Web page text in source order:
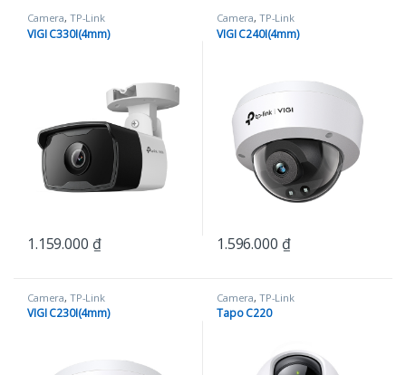
Camera, TP-Link
VIGI C330I(4mm)
1.159.000 ₫
Camera, TP-Link
VIGI C240I(4mm)
1.596.000 ₫
Camera, TP-Link
VIGI C230I(4mm)
Camera, TP-Link
Tapo C220